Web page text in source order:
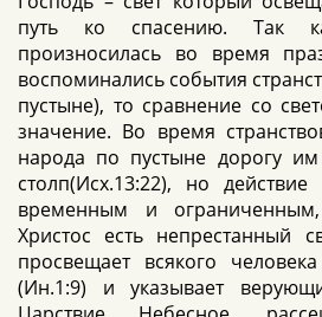
путь ко спасению. Так
произносилась во время
воспоминались события
пустыне), то сравнение со
значение. Во время
народа по пустыне дорогу
столп(Исх.13:22), но
временным и
Христос есть непрестанный
просвещает всякого
(Ин.1:9) и указывает